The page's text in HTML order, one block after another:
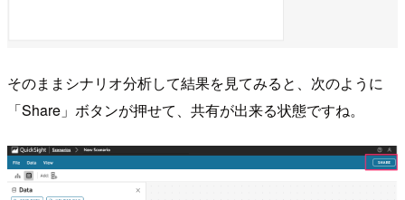
そのままシナリオ分析して結果を見てみると、次のように
「Share」ボタンが押せて、共有が出来る状態ですね。